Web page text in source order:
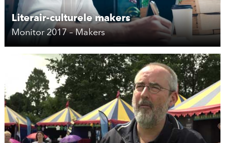
Literair-culturele makers
Monitor 2017 – Makers